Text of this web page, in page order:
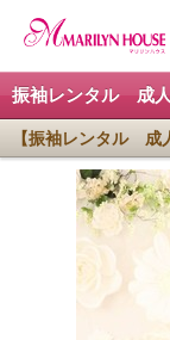
振袖レンタル 成
【振袖レンタル